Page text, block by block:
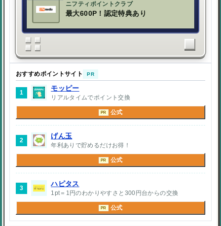
ニフティポイントクラブ
最大600P！認定特典あり
おすすめポイントサイト PR
1
モッピー
リアルタイムでポイント交換
PR 公式
2
げん玉
年利ありで貯めるだけお得！
PR 公式
3
ハピタス
1pt＝1円のわかりやすさと300円台からの交換
PR 公式